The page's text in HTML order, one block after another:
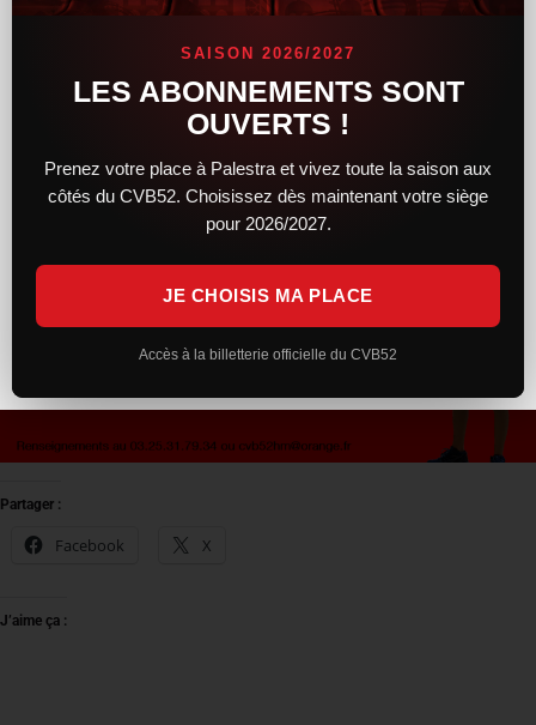
Partager :
Facebook X
J’aime ça :
SAISON 2026/2027
LES ABONNEMENTS SONT
OUVERTS !
Prenez votre place à Palestra et vivez toute la saison aux
côtés du CVB52. Choisissez dès maintenant votre siège
pour 2026/2027.
JE CHOISIS MA PLACE
Accès à la billetterie officielle du CVB52